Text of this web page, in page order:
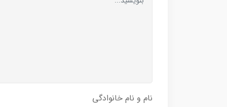
نام و نام خانوادگی